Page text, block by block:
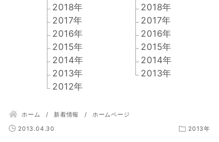
2018年
2017年
2016年
2015年
2014年
2013年
2012年
2018年
2017年
2016年
2015年
2014年
2013年
ホーム 新着情報
ホームページ
2013.04.30
2013年